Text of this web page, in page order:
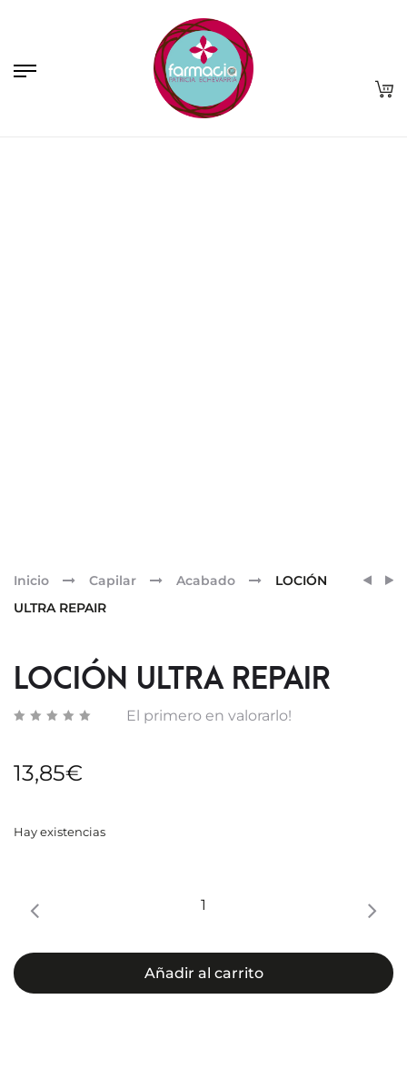
Inicio Capilar Acabado
LOCIÓN
ULTRA REPAIR
LOCIÓN ULTRA REPAIR
El primero en valorarlo!
13,85€
Hay existencias
ULTRA
cantidad
Añadir al carrito